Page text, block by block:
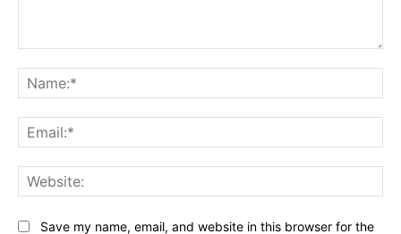
Save my name, email, and website in this browser for the